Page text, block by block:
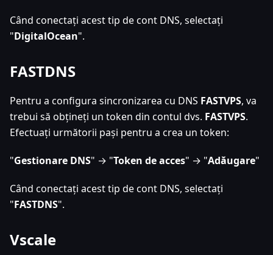
Când conectați acest tip de cont DNS, selectați
"DigitalOcean".
FASTDNS
Pentru a configura sincronizarea cu DNS FASTVPS, va
trebui să obțineți un token din contul dvs. FASTVPS.
Efectuați următorii pași pentru a crea un token:
"Gestionare DNS" → "Token de acces" → "Adăugare"
Când conectați acest tip de cont DNS, selectați
"FASTDNS".
Vscale